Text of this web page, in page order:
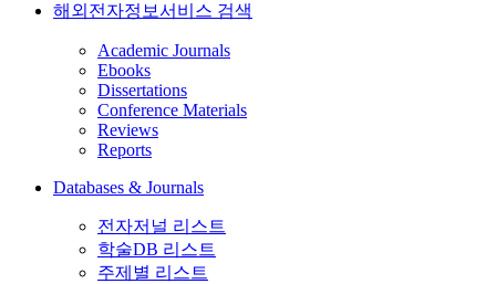
해외전자정보서비스 검색
Academic Journals
Ebooks
Dissertations
Conference Materials
Reviews
Reports
Databases & Journals
전자저널 리스트
학술DB 리스트
주제별 리스트